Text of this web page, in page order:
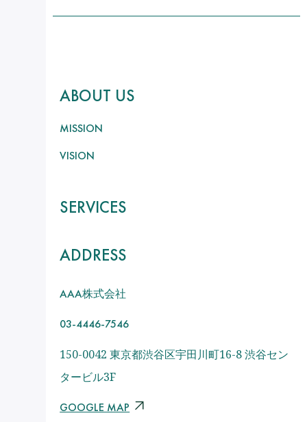
ABOUT US
MISSION
VISION
SERVICES
ADDRESS
AAA株式会社
03-4446-7546
150-0042 東京都渋谷区宇田川町16-8 渋谷セン
タービル3F
GOOGLE MAP